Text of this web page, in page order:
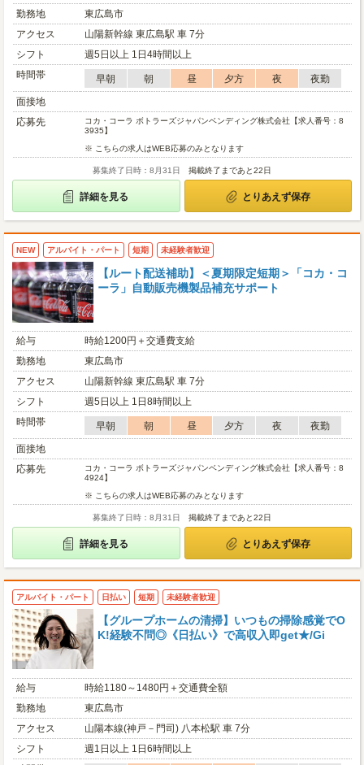
勤務地
東広島市
アクセス
山陽新幹線 東広島駅 車 7分
シフト
週5日以上 1日4時間以上
時間帯
早朝 朝 昼 夕方 夜
夜勤
面接地
応募先
コカ・コーラ ボトラーズジャパンベンディング株式会社【求人番号：8
3935】
※ こちらの求人はWEB応募のみとなります
募集終了日時：8月31日 掲載終了まであと22日
詳細を見る とりあえず保存
NEW アルバイト・パート 短期 未経験者歓迎
【ルート配送補助】＜夏期限定短期＞「コカ・コ
ーラ」自動販売機製品補充サポート
給与
時給1200円＋交通費支給
勤務地
東広島市
アクセス
山陽新幹線 東広島駅 車 7分
シフト
週5日以上 1日8時間以上
時間帯
早朝 朝 昼 夕方 夜
夜勤
面接地
応募先
コカ・コーラ ボトラーズジャパンベンディング株式会社【求人番号：8
4924】
※ こちらの求人はWEB応募のみとなります
募集終了日時：8月31日 掲載終了まであと22日
詳細を見る とりあえず保存
アルバイト・パート 日払い 短期 未経験者歓迎
【グループホームの清掃】いつもの掃除感覚でO
K!経験不問◎《日払い》で高収入即get★/Gi
給与
時給1180～1480円＋交通費全額
勤務地
東広島市
アクセス
山陽本線(神戸－門司) 八本松駅 車 7分
シフト
週1日以上 1日6時間以上